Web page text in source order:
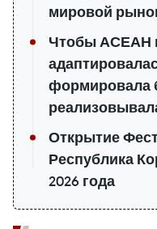
мировой
Чтобы АСЕАН
формировала
Открытие
Республика
2026 года